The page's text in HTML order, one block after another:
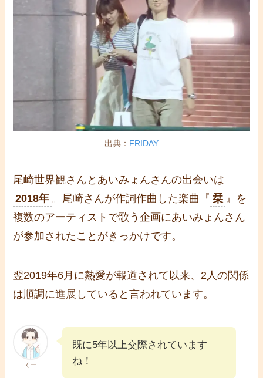
出典： FRIDAY
尾崎世界観さんとあいみょんさんの出会いは
2018年 。尾崎さんが作詞作曲した楽曲『 栞 』を
複数のアーティストで歌う企画にあいみょんさん
が参加されたことがきっかけです。
翌2019年6月に熱愛が報道されて以来、2人の関係
は順調に進展していると言われています。
くー
既に5年以上交際されています
ね！